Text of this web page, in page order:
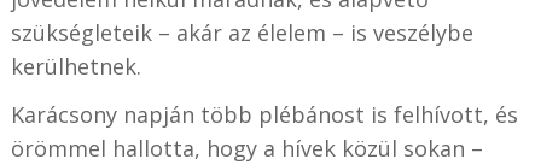
szükségleteik – akár az élelem – is veszélybe
kerülhetnek.
Karácsony napján több plébánost is felhívott, és
örömmel hallotta, hogy a hívek közül sokan –